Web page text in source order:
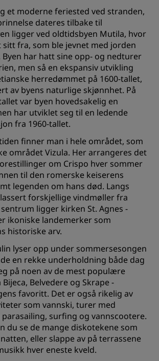
et moderne feriested ved stranden,
dateres tilbake til
ligger ved oldtidsbyen Mutila, hvor
sitt fra, som ble jevnet med jorden
har hatt sine opp- og nedturer
men så en ekspansiv utvikling
herredømmet på 1600-tallet,
av byens naturlige skjønnhet. På
var byen hovedsakelig en
har utviklet seg til en ledende
fra 1960-tallet.
finner man i hele området, som
området Vizula. Her arrangeres det
om Crispo hver sommer
til den romerske keiserens
legenden om hans død. Langs
forskjellige vindmøller fra
ligger kirken St. Agnes -
ikoniske landemerker som
historiske arv.
lyser opp under sommersesongen
en rekke underholdning både dag
på noen av de mest populære
Belvedere og Skrape -
favoritt. Det er også rikelig av
som vannski, turer med
surfing og vannscootere.
du se de mange diskotekene som
eller slappe av på terrassene
hver eneste kveld.